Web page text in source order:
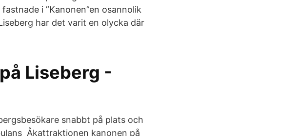
i ”Kanonen”en osannolik
har det varit en olycka där
Liseberg -
snabbt på plats och
Åkattraktionen kanonen på